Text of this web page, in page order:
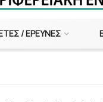
/ ΈΡΕΥΝΕΣ